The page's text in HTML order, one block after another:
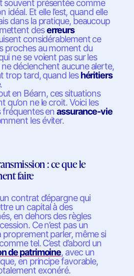
souvent présentée comme
idéal. Et elle l’est, quand elle
dans la pratique, beaucoup
deserreurs
considérablement ce
proches au moment du
ne se voient pas sur les
ne déclenchent aucune alerte,
trop tard, quand leshéritiers
en Béarn, ces situations
qu’on ne le croit. Voici les
fréquentes enassurance-vie
les éviter.
: ce que le
faire
contrat d’épargne qui
un capital à des
en dehors des règles
Ce n’est pas un
parler, même si
tel. C’est d’abord un
de patrimoine, avec un
en principe favorable,
exonéré.